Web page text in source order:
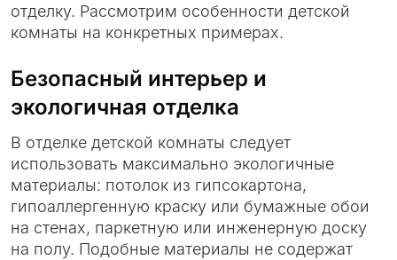
отделку. Рассмотрим особенности детской
комнаты на конкретных примерах.
Безопасный интерьер и
экологичная отделка
В отделке детской комнаты следует
использовать максимально экологичные
материалы: потолок из гипсокартона,
гипоаллергенную краску или бумажные обои
на стенах, паркетную или инженерную доску
на полу. Подобные материалы не содержат